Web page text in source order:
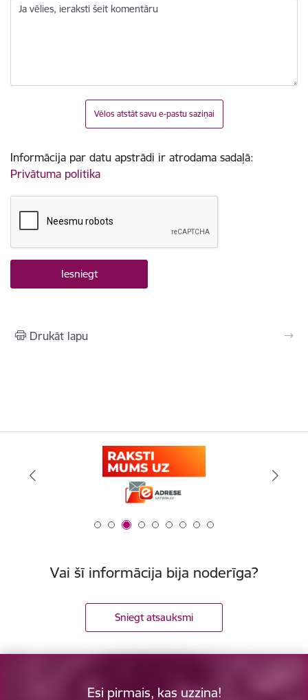
Ja vēlies, ieraksti šeit komentāru
Vēlos atstāt savu e-pastu saziņai
Informācija par datu apstrādi ir atrodama sadaļā:
Privātuma politika
Drukāt lapu
Vai šī informācija bija noderīga?
Sniegt atsauksmi
Esi pirmais, kas uzzina!